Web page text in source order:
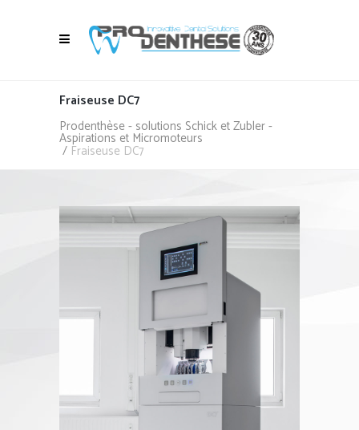
Fraiseuse DC7
Prodenthèse - solutions Schick et Zubler -
Aspirations et Micromoteurs
/ Fraiseuse DC7